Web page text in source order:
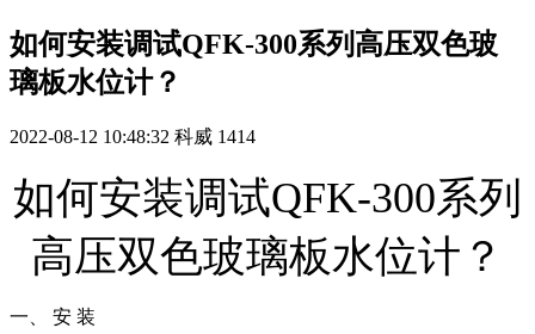
如何安装调试QFK-300系列高压双色玻
璃板水位计？
2022-08-12 10:48:32 科威 1414
如何安装调试QFK-300系列
高压双色玻璃板水位计？
一、 安 装